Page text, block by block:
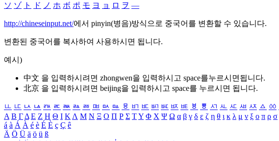
ソ ゾ ト ド ノ ホ ボ ポ モ ヨ ョ ロ ヲ ―
http://chineseinput.net/에서 pinyin(병음)방식으로 중국어를 변환할 수 있습니다.
변환된 중국어를 복사하여 사용하시면 됩니다.
예시)
中文 을 입력하시려면 zhongwen을 입력하시고 space를누르시면됩니다.
北京 을 입력하시려면 beijing을 입력하시고 space를 누르시면 됩니다.
ㅥ ㅦ ㅧ ㅨ ㅩ ㅪ ㅫ ㅬ ㅭ ㅮ ㅯ ㅰ ㅱ ㅲ ㅳ ㅴ ㅵ ㅶ ㅷ ㅸ ㅹ ㅺ ㅻ ㅼ ㅽ ㅾ ㅿ ㆀ
Α Β ΓΔ Ε Ζ Η Θ Ι ΚΛ Μ Ν Ξ Ο Π Ρ Σ ΤΥ Φ Χ Ψ Ω α β γ δ ε ζ η θ ι κ λ μ ν ξ ο π ρ σ
á à Á À é è É È ç Ç ê
Ä Ö Ü ä ö ü ß